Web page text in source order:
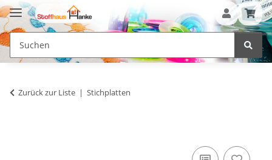
Zurück zur Liste Stichplatten